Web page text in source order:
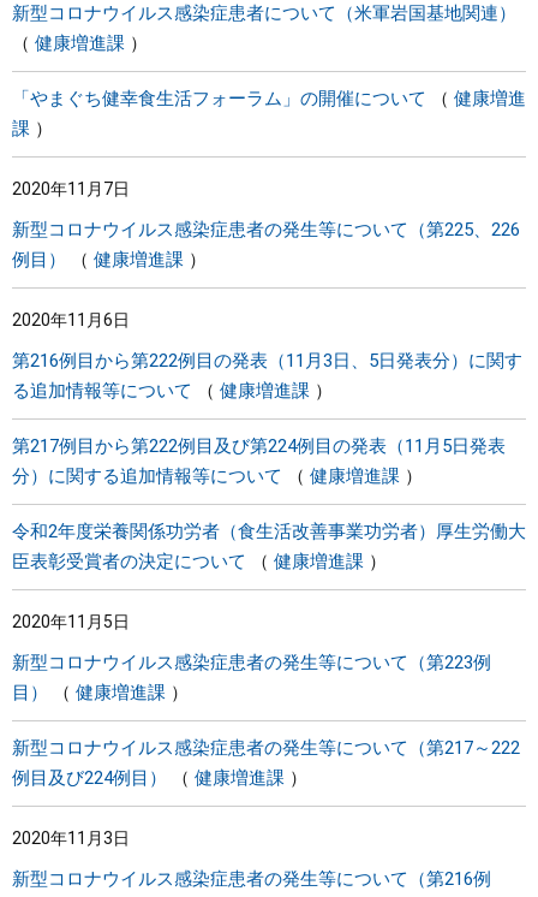
新型コロナウイルス感染症患者について（米軍岩国基地関連）
健康増進課
「やまぐち健幸食生活フォーラム」の開催について
健康増進
課
2020年11月7日
新型コロナウイルス感染症患者の発生等について（第225、226
例目）
健康増進課
2020年11月6日
第216例目から第222例目の発表（11月3日、5日発表分）に関す
る追加情報等について
健康増進課
第217例目から第222例目及び第224例目の発表（11月5日発表
分）に関する追加情報等について
健康増進課
令和2年度栄養関係功労者（食生活改善事業功労者）厚生労働大
臣表彰受賞者の決定について
健康増進課
2020年11月5日
新型コロナウイルス感染症患者の発生等について（第223例
目）
健康増進課
新型コロナウイルス感染症患者の発生等について（第217～222
例目及び224例目）
健康増進課
2020年11月3日
新型コロナウイルス感染症患者の発生等について（第216例